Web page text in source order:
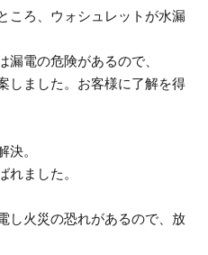
ころ、ウォシュレットが水漏
漏電の危険があるので、
しました。お客様に了解を得
決。
れました。
し火災の恐れがあるので、放